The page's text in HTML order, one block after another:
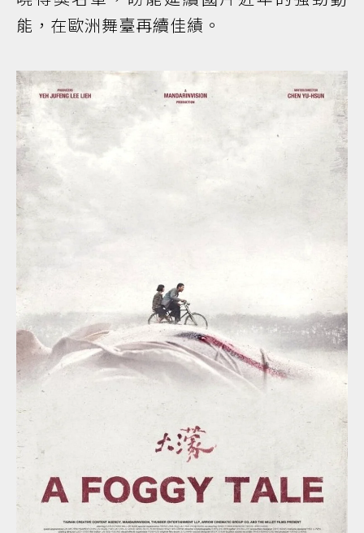
能，在歐洲舞臺再續佳績。